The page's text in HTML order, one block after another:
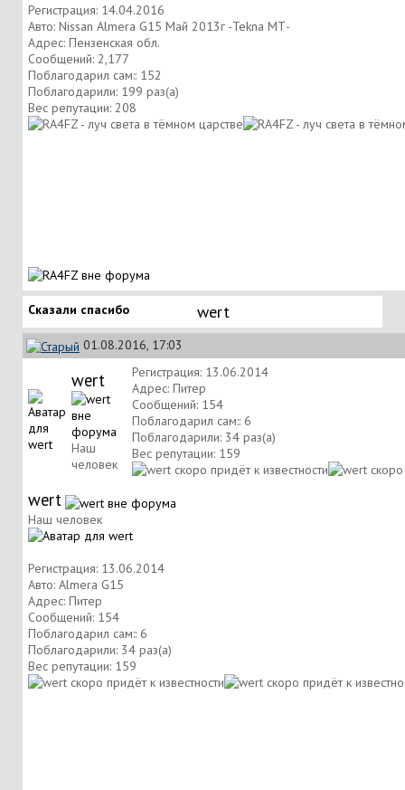
Регистрация: 14.04.2016
Авто: Nissan Almera G15 Май 2013г -Tekna МТ-
Адрес: Пензенская обл.
Сообщений: 2,177
Поблагодарил сам:: 152
Поблагодарили: 199 раз(а)
Вес репутации: 208
Сказали спасибо wert
01.08.2016, 17:03
wert
Наш
человек
Регистрация: 13.06.2014
Адрес: Питер
Сообщений: 154
Поблагодарил сам:: 6
Поблагодарили: 34 раз(а)
Вес репутации: 159
wert
Наш человек
Регистрация: 13.06.2014
Авто: Almera G15
Адрес: Питер
Сообщений: 154
Поблагодарил сам:: 6
Поблагодарили: 34 раз(а)
Вес репутации: 159